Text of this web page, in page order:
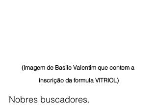
(Imagem de Basile Valentim que contem a
inscrição da formula VITRIOL)
Nobres buscadores.